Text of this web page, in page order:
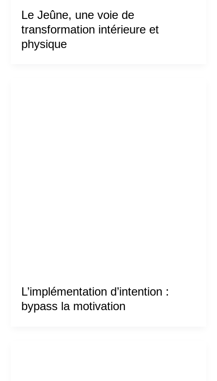
Le Jeûne, une voie de
transformation intérieure et
physique
L’implémentation d’intention :
bypass la motivation